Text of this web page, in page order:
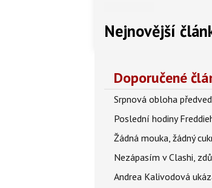
Nejnovější
Doporučené
Srpnová obloha
Poslední hodiny
Žádná mouka, žádný
Nezápasím v Clashi,
Andrea Kalivodová